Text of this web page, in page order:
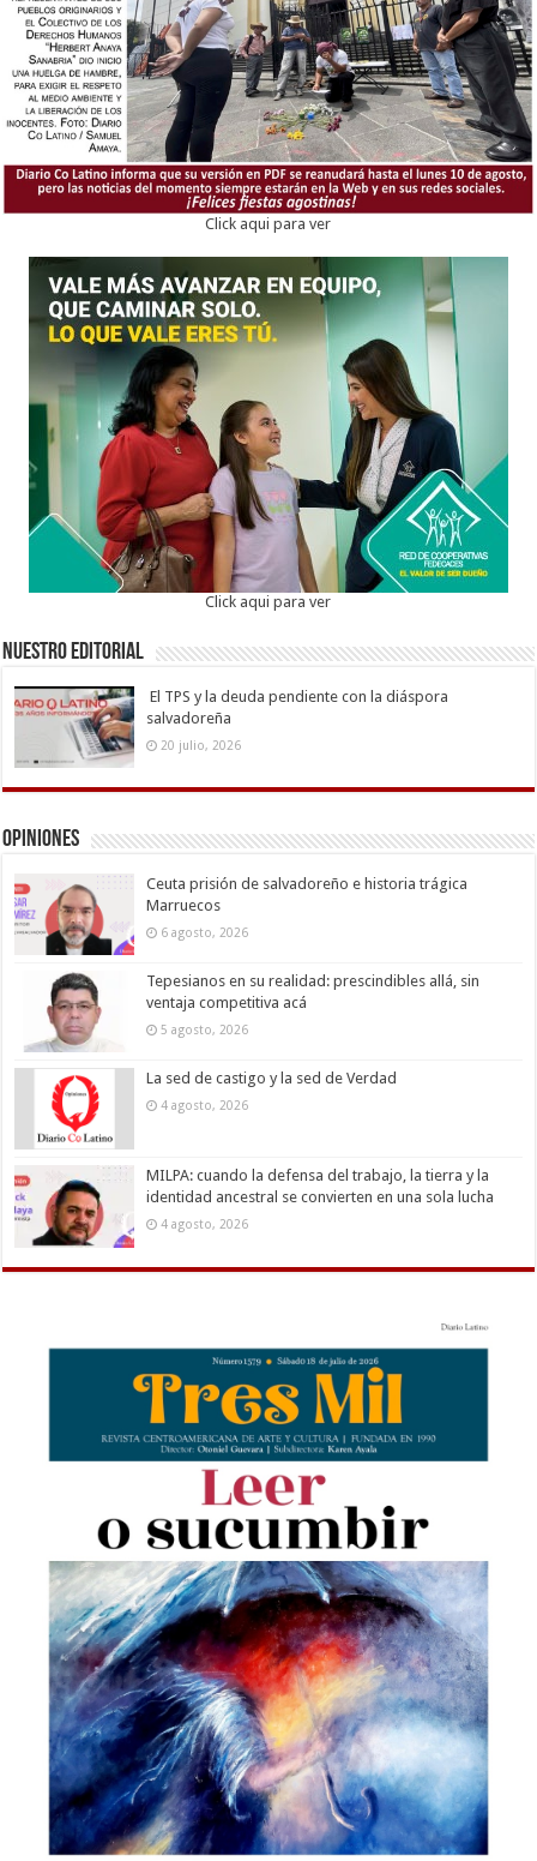
Click aqui para ver
Click aqui para ver
Nuestro Editorial
El TPS y la deuda pendiente con la diáspora
salvadoreña
20 julio, 2026
Opiniones
Ceuta prisión de salvadoreño e historia trágica
Marruecos
6 agosto, 2026
Tepesianos en su realidad: prescindibles allá, sin
ventaja competitiva acá
5 agosto, 2026
La sed de castigo y la sed de Verdad
4 agosto, 2026
MILPA: cuando la defensa del trabajo, la tierra y la
identidad ancestral se convierten en una sola lucha
4 agosto, 2026